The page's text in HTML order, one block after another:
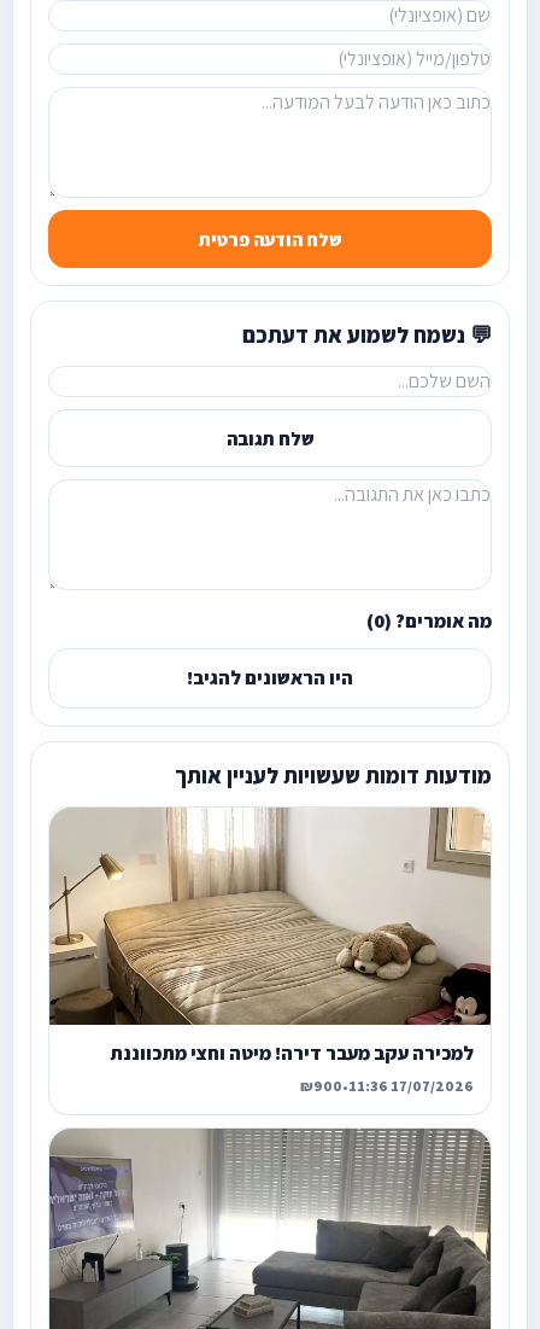
שלח הודעה פרטית
💬 נשמח לשמוע את דעתכם
שלח תגובה
מה אומרים? (0)
היו הראשונים להגיב!
מודעות דומות שעשויות לעניין אותך
למכירה עקב מעבר דירה! מיטה וחצי מתכווננת
17/07/2026 11:36
•
₪900